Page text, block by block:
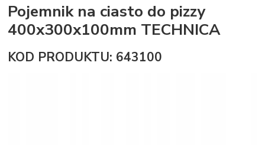
Pojemnik na ciasto do pizzy
400x300x100mm TECHNICA
KOD PRODUKTU: 643100